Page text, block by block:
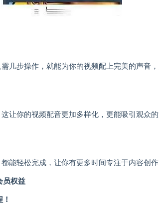
几步操作，就能为你的视频配上完美的声音
让你的视频配音更加多样化，更能吸引观众
能轻松完成，让你有更多时间专注于内容创
员权益